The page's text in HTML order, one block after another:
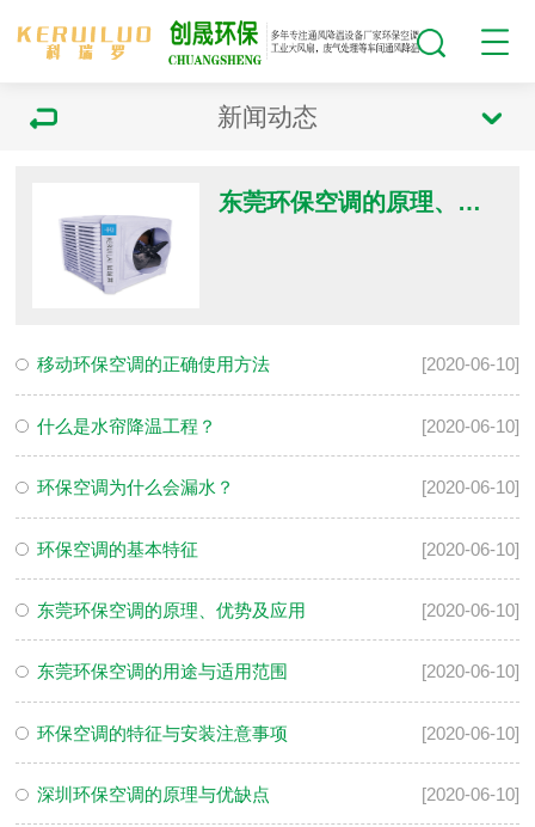
新闻动态
东莞环保空调的原理、优势及应用
移动环保空调的正确使用方法 [2020-06-10]
什么是水帘降温工程？ [2020-06-10]
环保空调为什么会漏水？ [2020-06-10]
环保空调的基本特征 [2020-06-10]
东莞环保空调的原理、优势及应用 [2020-06-10]
东莞环保空调的用途与适用范围 [2020-06-10]
环保空调的特征与安装注意事项 [2020-06-10]
深圳环保空调的原理与优缺点 [2020-06-10]